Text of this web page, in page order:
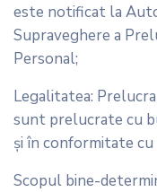
este notificat la
Supraveghere a
Personal;
Legalitatea:
sunt prelucrate cu
şi în conformitate
Scopul bine-